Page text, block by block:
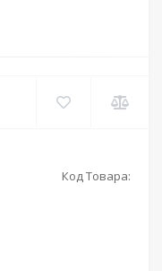
Код Товара: